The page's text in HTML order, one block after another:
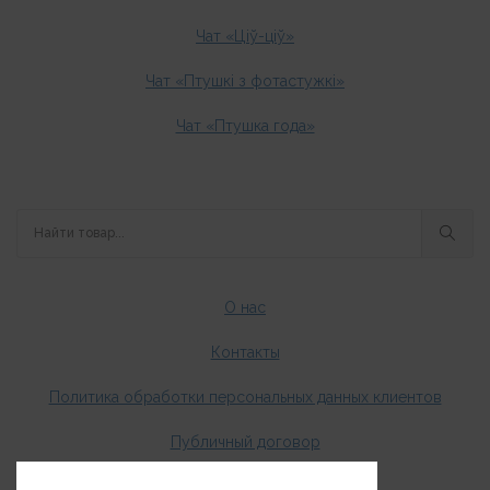
Чат «Ціў-ціў»
Чат «Птушкі з фотастужкі»
Чат «Птушка года»
О нас
Контакты
Политика обработки персональных данных клиентов
Публичный договор